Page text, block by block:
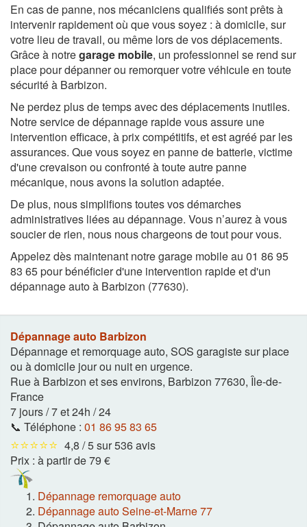
En cas de panne, nos mécaniciens qualifiés sont prêts à
intervenir rapidement où que vous soyez : à domicile, sur
votre lieu de travail, ou même lors de vos déplacements.
Grâce à notregarage mobile, un professionnel se rend sur
place pour dépanner ou remorquer votre véhicule en toute
sécurité à Barbizon.
Ne perdez plus de temps avec des déplacements inutiles.
Notre service de dépannage rapide vous assure une
intervention efficace, à prix compétitifs, et est agréé par les
assurances. Que vous soyez en panne de batterie, victime
d'une crevaison ou confronté à toute autre panne
mécanique, nous avons la solution adaptée.
De plus, nous simplifions toutes vos démarches
administratives liées au dépannage. Vous n’aurez à vous
soucier de rien, nous nous chargeons de tout pour vous.
Appelez dès maintenant notre garage mobile au 01 86 95
83 65 pour bénéficier d'une intervention rapide et d'un
dépannage auto à Barbizon (77630).
Dépannage auto Barbizon
Dépannage et remorquage auto, SOS garagiste sur place
ou à domicile jour ou nuit en urgence.
Rue à Barbizon et ses environs, Barbizon 77630, Île-de-
France
7 jours / 7 et 24h / 24
📞 Téléphone : 01 86 95 83 65
⭐⭐⭐⭐⭐ 4,8 / 5 sur 536 avis
Prix : à partir de 79 €
Dépannage remorquage auto
Dépannage auto Seine-et-Marne 77